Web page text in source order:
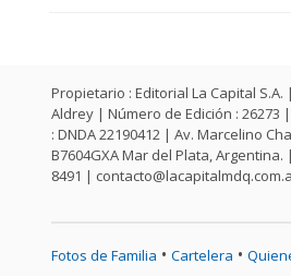
Propietario : Editorial La Capital
Aldrey | Número de Edición : 26273
: DNDA 22190412 | Av. Marcelino
B7604GXA Mar del Plata,
8491 |
Fotos de Familia • Cartelera •